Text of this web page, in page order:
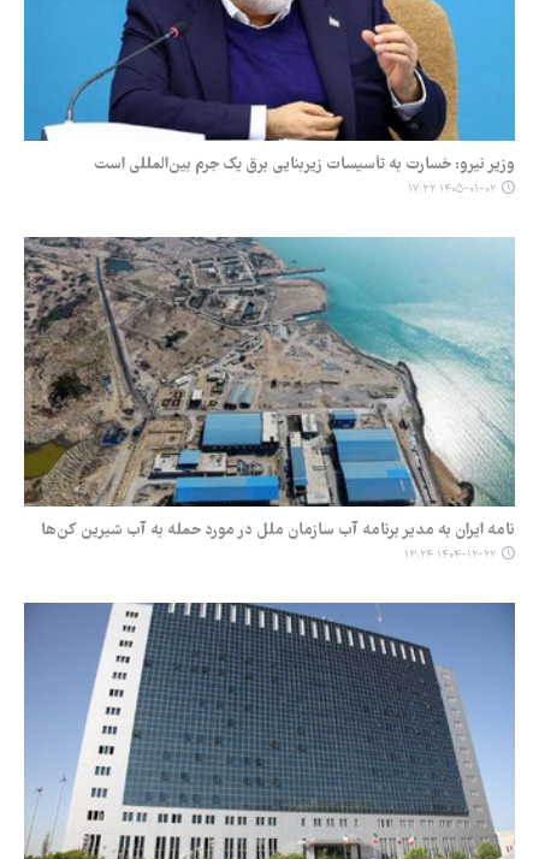
وزیر نیرو: خسارت به تأسیسات زیربنایی برق یک جرم بین‌المللی است
۱۴۰۵-۰۱-۰۲ ۱۷:۳۲
نامه ایران به مدیر برنامه آب سازمان ملل در مورد حمله به آب شیرین کن‌ها
۱۴۰۴-۱۲-۲۲ ۱۳:۲۴